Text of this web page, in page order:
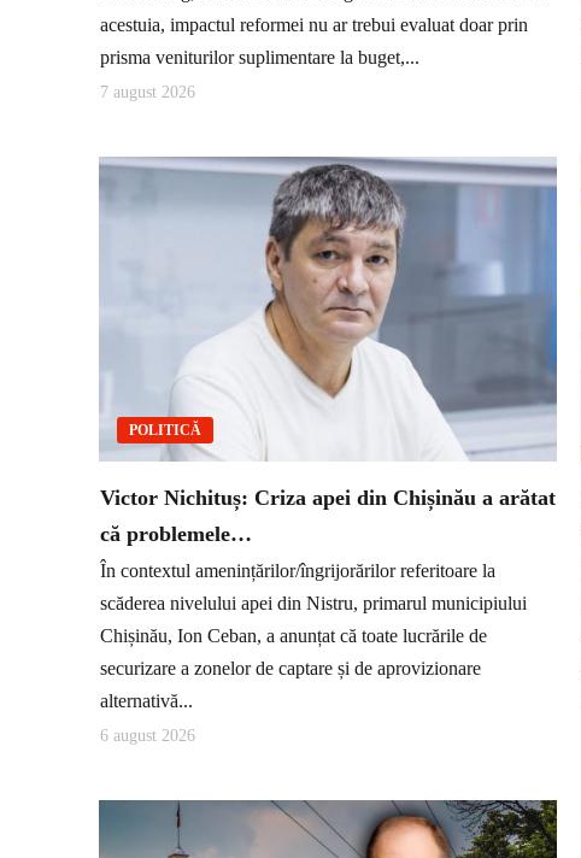
acestuia, impactul reformei nu ar trebui evaluat doar prin
prisma veniturilor suplimentare la buget,...
7 august 2026
POLITICĂ
Victor Nichituș: Criza apei din Chișinău a arătat
că problemele…
În contextul amenințărilor/îngrijorărilor referitoare la
scăderea nivelului apei din Nistru, primarul municipiului
Chișinău, Ion Ceban, a anunțat că toate lucrările de
securizare a zonelor de captare și de aprovizionare
alternativă...
6 august 2026